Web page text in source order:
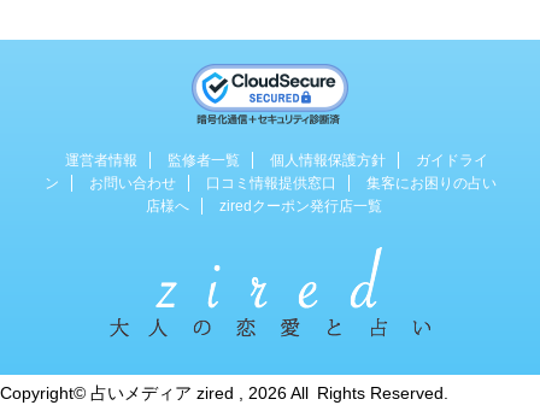
運営者情報 監修者一覧 個人情報保護方針
ガイドライ
ン
お問い合わせ 口コミ情報提供窓口
集客にお困りの占い
店様へ
ziredクーポン発行店一覧
占い専門のWebマガジン
Copyright© 占いメディア zired , 2026 All Rights Reserved.